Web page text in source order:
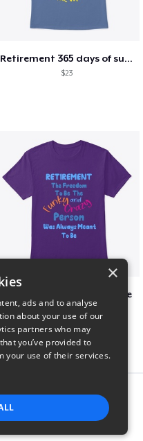
Retirement 365 days of summer vacation
$23
Retirement, Freedom to be
$18
product
×
ads and to analyse
about your use of our
partners who may
you’ve provided to
your use of their services.